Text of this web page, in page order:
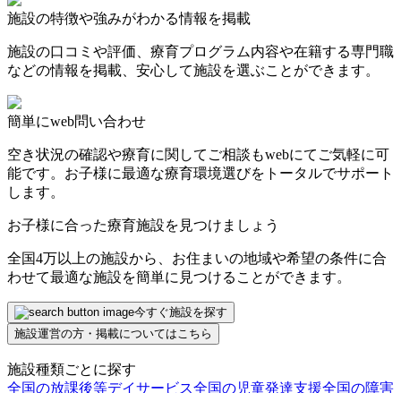
施設の特徴や強みがわかる情報を掲載
施設の口コミや評価、療育プログラム内容や在籍する専門職
などの情報を掲載、安心して施設を選ぶことができます。
簡単にweb問い合わせ
空き状況の確認や療育に関してご相談もwebにてご気軽に可
能です。お子様に最適な療育環境選びをトータルでサポート
します。
お子様に合った療育施設を見つけましょう
全国4万以上の施設から、お住まいの地域や希望の条件に合
わせて最適な施設を簡単に見つけることができます。
今すぐ施設を探す
施設運営の方・掲載についてはこちら
施設種類ごとに探す
全国の放課後等デイサービス全国の児童発達支援全国の障害